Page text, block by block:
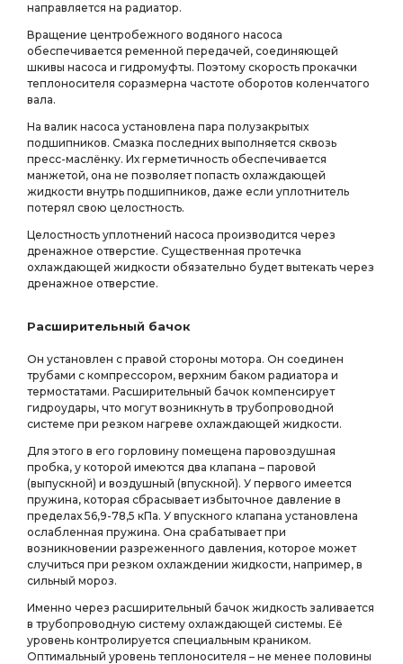
направляется на радиатор.
Вращение центробежного водяного насоса
обеспечивается ременной передачей, соединяющей
шкивы насоса и гидромуфты. Поэтому скорость прокачки
теплоносителя соразмерна частоте оборотов коленчатого
вала.
На валик насоса установлена пара полузакрытых
подшипников. Смазка последних выполняется сквозь
пресс-маслёнку. Их герметичность обеспечивается
манжетой, она не позволяет попасть охлаждающей
жидкости внутрь подшипников, даже если уплотнитель
потерял свою целостность.
Целостность уплотнений насоса производится через
дренажное отверстие. Существенная протечка
охлаждающей жидкости обязательно будет вытекать через
дренажное отверстие.
Расширительный бачок
Он установлен с правой стороны мотора. Он соединен
трубами с компрессором, верхним баком радиатора и
термостатами. Расширительный бачок компенсирует
гидроудары, что могут возникнуть в трубопроводной
системе при резком нагреве охлаждающей жидкости.
Для этого в его горловину помещена паровоздушная
пробка, у которой имеются два клапана – паровой
(выпускной) и воздушный (впускной). У первого имеется
пружина, которая сбрасывает избыточное давление в
пределах 56,9-78,5 кПа. У впускного клапана установлена
ослабленная пружина. Она срабатывает при
возникновении разреженного давления, которое может
случиться при резком охлаждении жидкости, например, в
сильный мороз.
Именно через расширительный бачок жидкость заливается
в трубопроводную систему охлаждающей системы. Её
уровень контролируется специальным краником.
Оптимальный уровень теплоносителя – не менее половины